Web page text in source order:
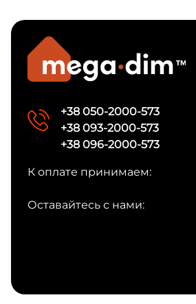
+38 050-2000-573
+38 093-2000-573
+38 096-2000-573
К оплате принимаем:
Оставайтесь с нами: